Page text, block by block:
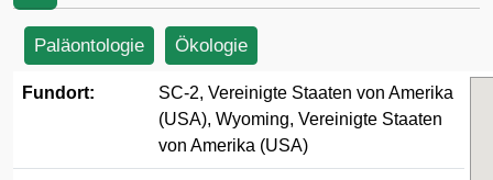
Paläontologie Ökologie
Fundort:
SC-2, Vereinigte Staaten von Amerika
(USA), Wyoming, Vereinigte Staaten
von Amerika (USA)